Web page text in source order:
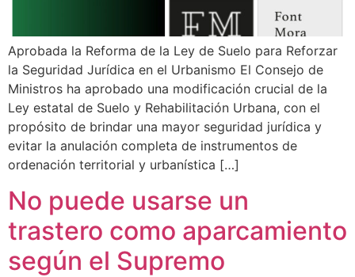
Aprobada la Reforma de la Ley de Suelo para Reforzar
la Seguridad Jurídica en el Urbanismo El Consejo de
Ministros ha aprobado una modificación crucial de la
Ley estatal de Suelo y Rehabilitación Urbana, con el
propósito de brindar una mayor seguridad jurídica y
evitar la anulación completa de instrumentos de
ordenación territorial y urbanística […]
No puede usarse un
trastero como aparcamiento
según el Supremo